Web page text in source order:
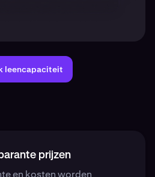
leencapaciteit
prijzen